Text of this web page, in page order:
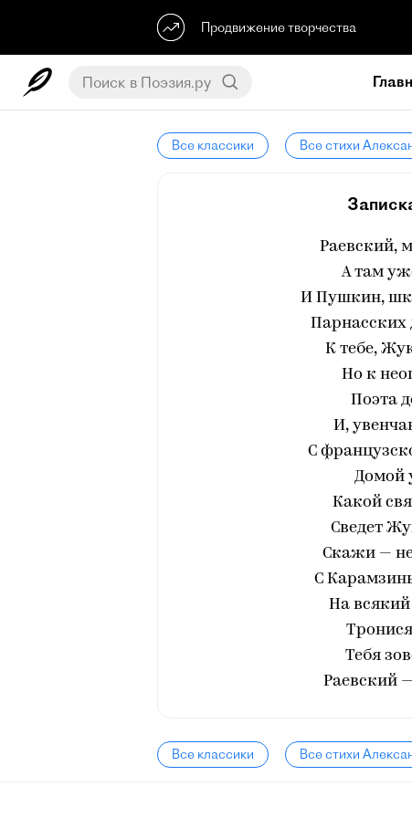
Продвижение творчества
Все классики Все стихи
Раевский,
А там
И Пушкин,
Парнасских
К тебе,
Но к
Поэта
И,
С
Домой
Какой
Сведет
Скажи — не
С
На
Тебя
Раевский
Все классики Все стихи